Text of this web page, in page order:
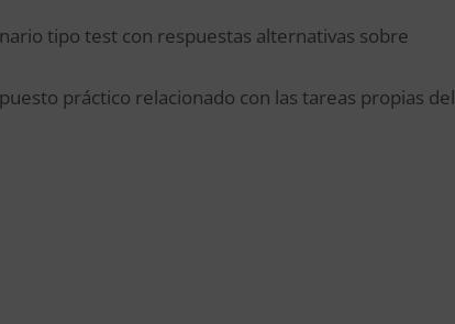
tipo test con respuestas alternativas sobre
práctico relacionado con las tareas propias del